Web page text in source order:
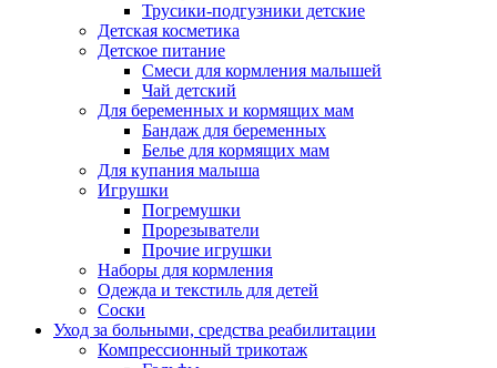
Трусики-подгузники детские
Детская косметика
Детское питание
Смеси для кормления малышей
Чай детский
Для беременных и кормящих мам
Бандаж для беременных
Белье для кормящих мам
Для купания малыша
Игрушки
Погремушки
Прорезыватели
Прочие игрушки
Наборы для кормления
Одежда и текстиль для детей
Соски
Уход за больными, средства реабилитации
Компрессионный трикотаж